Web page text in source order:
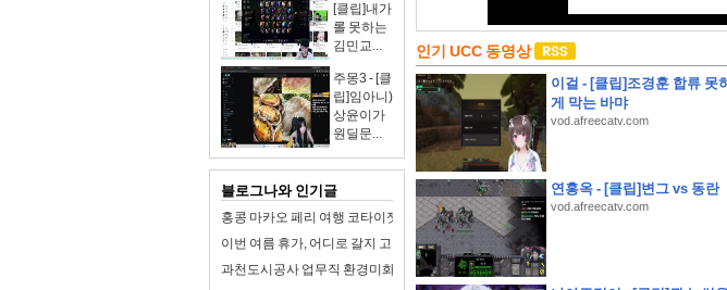
[클립]내가
롤 못하는
김민교...
주몽3 - [클
립]임아니)
상윤이가
원딜문...
블로그나와 인기글
홍콩 마카오 페리 여행 코타이젯 터보젯 가격 예약
이번 여름 휴가, 어디로 갈지 고민이라면? 동해안 해수욕장 개폐장 일정 지금 바로 확인해 보
과천도시공사 업무직 환경미화 면접 합격자료 자기소개 스크립트 및 실제 면접 합격 답안
인기 UCC 동영상
이걸 - [클립]조경훈 합류 못
게 막는 바먀
vod.afreecatv.com
연홍옥 - [클립]변그 vs 동란
vod.afreecatv.com